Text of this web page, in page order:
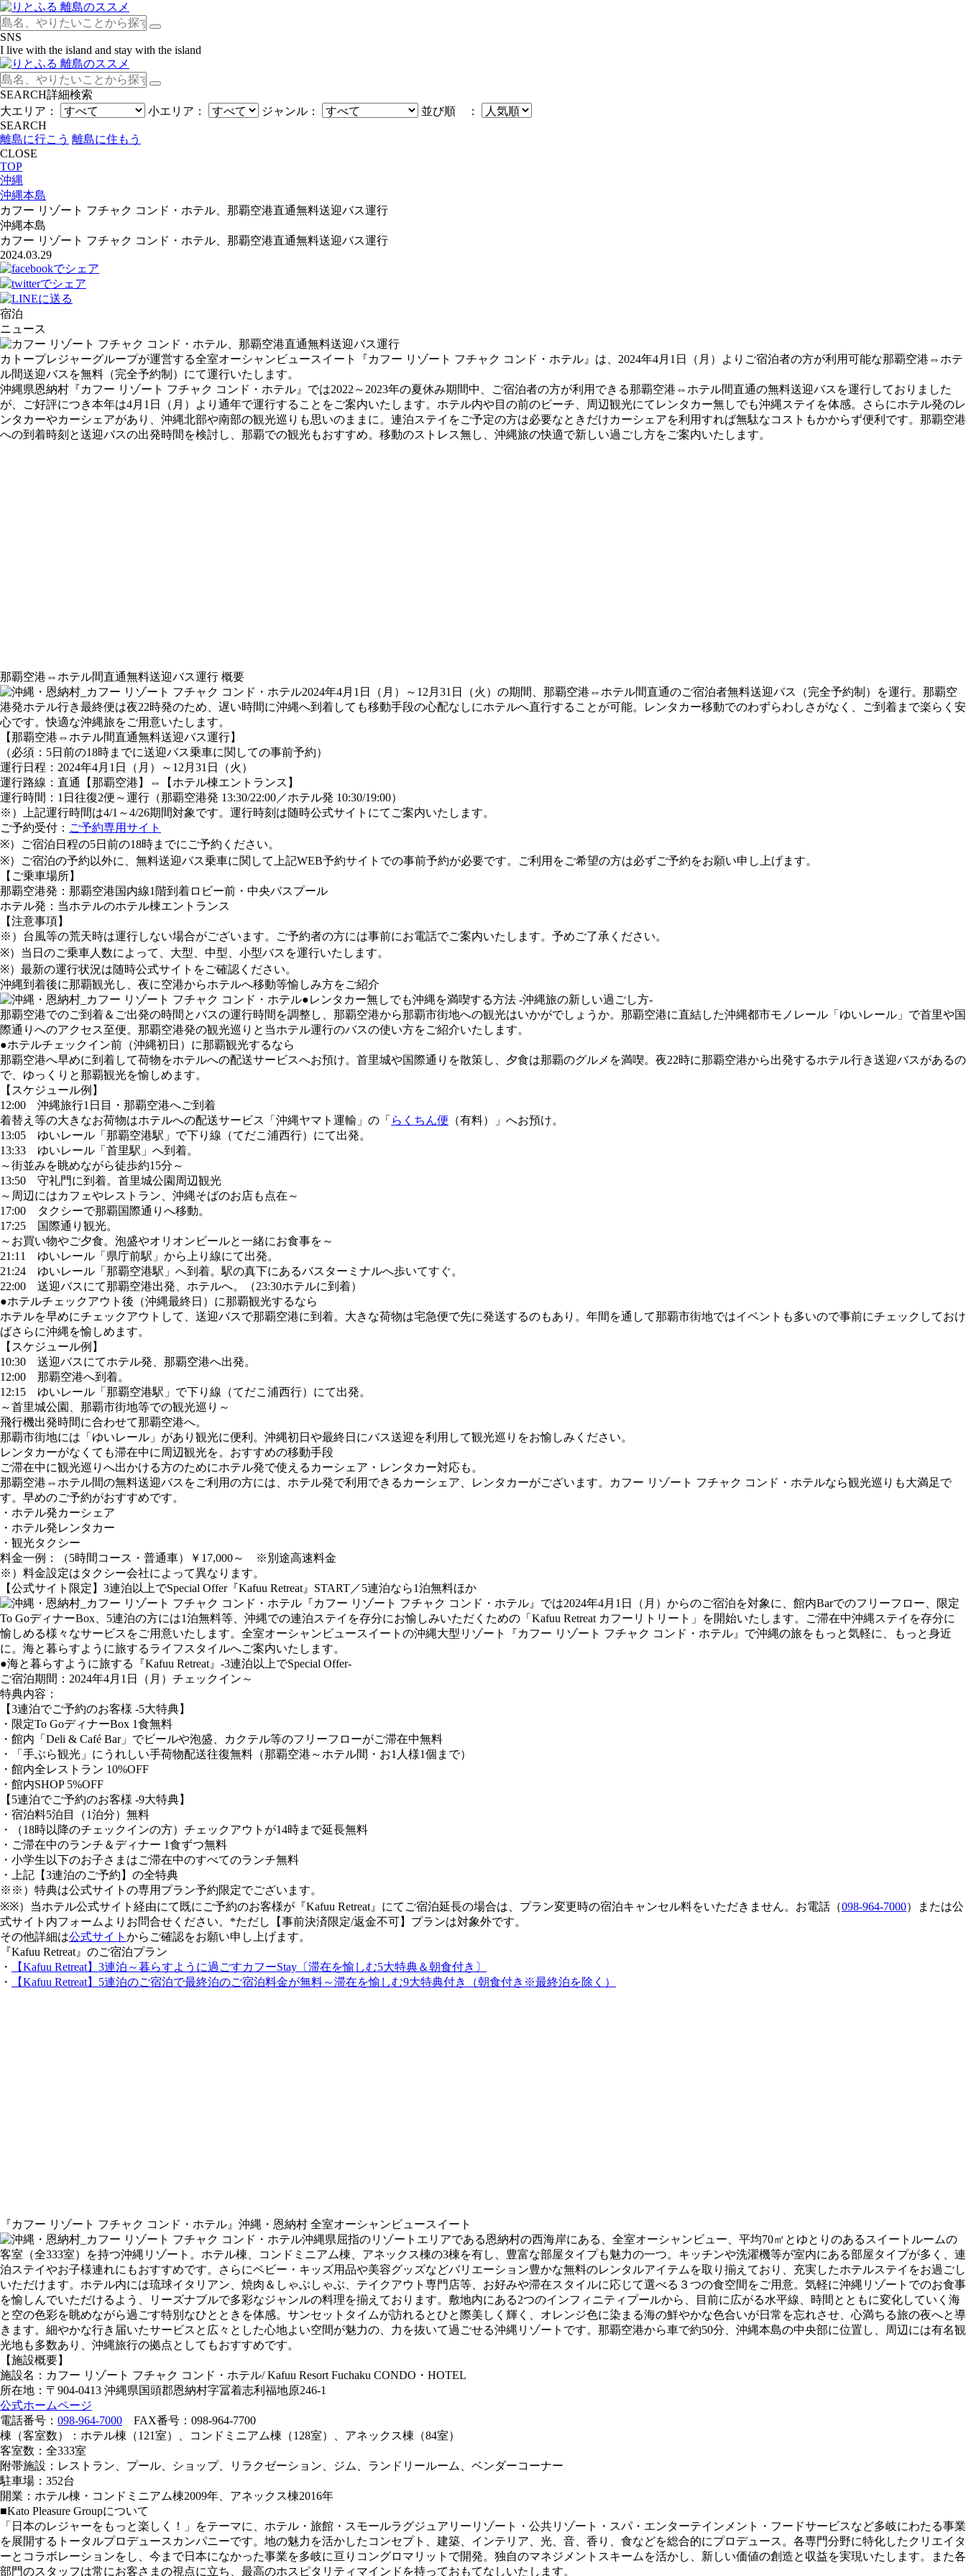
SNS
I live with the island and stay with the island
SEARCH詳細検索
大エリア：
小エリア： ジャンル：
並び順 ：
SEARCH
離島に行こう 離島に住もう
CLOSE
TOP
沖縄
沖縄本島
カフー リゾート フチャク コンド・ホテル、那覇空港直通無料送迎バス運行
沖縄本島
カフー リゾート フチャク コンド・ホテル、那覇空港直通無料送迎バス運行
2024.03.29
宿泊
ニュース
カトープレジャーグループが運営する全室オーシャンビュースイート『カフー リゾート フチャク コンド・ホテル』は、2024年4月1日（月）よりご宿泊者の方が利用可能な那覇空港⇔ホテ
ル間送迎バスを無料（完全予約制）にて運行いたします。
沖縄県恩納村『カフー リゾート フチャク コンド・ホテル』では2022～2023年の夏休み期間中、ご宿泊者の方が利用できる那覇空港⇔ホテル間直通の無料送迎バスを運行しておりました
が、ご好評につき本年は4月1日（月）より通年で運行することをご案内いたします。ホテル内や目の前のビーチ、周辺観光にてレンタカー無しでも沖縄ステイを体感。さらにホテル発のレ
ンタカーやカーシェアがあり、沖縄北部や南部の観光巡りも思いのままに。連泊ステイをご予定の方は必要なときだけカーシェアを利用すれば無駄なコストもかからず便利です。那覇空港
への到着時刻と送迎バスの出発時間を検討し、那覇での観光もおすすめ。移動のストレス無し、沖縄旅の快適で新しい過ごし方をご案内いたします。
那覇空港⇔ホテル間直通無料送迎バス運行 概要
2024年4月1日（月）～12月31日（火）の期間、那覇空港⇔ホテル間直通のご宿泊者無料送迎バス（完全予約制）を運行。那覇空
港発ホテル行き最終便は夜22時発のため、遅い時間に沖縄へ到着しても移動手段の心配なしにホテルへ直行することが可能。レンタカー移動でのわずらわしさがなく、ご到着まで楽らく安
心です。快適な沖縄旅をご用意いたします。
【那覇空港⇔ホテル間直通無料送迎バス運行】
（必須：5日前の18時までに送迎バス乗車に関しての事前予約）
運行日程：2024年4月1日（月）～12月31日（火）
運行路線：直通【那覇空港】⇔【ホテル棟エントランス】
運行時間：1日往復2便～運行（那覇空港発 13:30/22:00／ホテル発 10:30/19:00）
※）上記運行時間は4/1～4/26期間対象です。運行時刻は随時公式サイトにてご案内いたします。
ご予約受付： ご予約専用サイト
※）ご宿泊日程の5日前の18時までにご予約ください。
※）ご宿泊の予約以外に、無料送迎バス乗車に関して上記WEB予約サイトでの事前予約が必要です。ご利用をご希望の方は必ずご予約をお願い申し上げます。
【ご乗車場所】
那覇空港発：那覇空港国内線1階到着ロビー前・中央バスプール
ホテル発：当ホテルのホテル棟エントランス
【注意事項】
※）台風等の荒天時は運行しない場合がございます。ご予約者の方には事前にお電話でご案内いたします。予めご了承ください。
※）当日のご乗車人数によって、大型、中型、小型バスを運行いたします。
※）最新の運行状況は随時公式サイトをご確認ください。
沖縄到着後に那覇観光し、夜に空港からホテルへ移動等愉しみ方をご紹介
●レンタカー無しでも沖縄を満喫する方法 -沖縄旅の新しい過ごし方-
那覇空港でのご到着＆ご出発の時間とバスの運行時間を調整し、那覇空港から那覇市街地への観光はいかがでしょうか。那覇空港に直結した沖縄都市モノレール「ゆいレール」で首里や国
際通りへのアクセス至便。那覇空港発の観光巡りと当ホテル運行のバスの使い方をご紹介いたします。
●ホテルチェックイン前（沖縄初日）に那覇観光するなら
那覇空港へ早めに到着して荷物をホテルへの配送サービスへお預け。首里城や国際通りを散策し、夕食は那覇のグルメを満喫。夜22時に那覇空港から出発するホテル行き送迎バスがあるの
で、ゆっくりと那覇観光を愉しめます。
【スケジュール例】
12:00 沖縄旅行1日目・那覇空港へご到着
着替え等の大きなお荷物はホテルへの配送サービス「沖縄ヤマト運輸」の「 らくちん便 （有料）」へお預け。
13:05 ゆいレール「那覇空港駅」で下り線（てだこ浦西行）にて出発。
13:33 ゆいレール「首里駅」へ到着。
～街並みを眺めながら徒歩約15分～
13:50 守礼門に到着。首里城公園周辺観光
～周辺にはカフェやレストラン、沖縄そばのお店も点在～
17:00 タクシーで那覇国際通りへ移動。
17:25 国際通り観光。
～お買い物やご夕食。泡盛やオリオンビールと一緒にお食事を～
21:11 ゆいレール「県庁前駅」から上り線にて出発。
21:24 ゆいレール「那覇空港駅」へ到着。駅の真下にあるバスターミナルへ歩いてすぐ。
22:00 送迎バスにて那覇空港出発、ホテルへ。（23:30ホテルに到着）
●ホテルチェックアウト後（沖縄最終日）に那覇観光するなら
ホテルを早めにチェックアウトして、送迎バスで那覇空港に到着。大きな荷物は宅急便で先に発送するのもあり。年間を通して那覇市街地ではイベントも多いので事前にチェックしておけ
ばさらに沖縄を愉しめます。
【スケジュール例】
10:30 送迎バスにてホテル発、那覇空港へ出発。
12:00 那覇空港へ到着。
12:15 ゆいレール「那覇空港駅」で下り線（てだこ浦西行）にて出発。
～首里城公園、那覇市街地等での観光巡り～
飛行機出発時間に合わせて那覇空港へ。
那覇市街地には「ゆいレール」があり観光に便利。沖縄初日や最終日にバス送迎を利用して観光巡りをお愉しみください。
レンタカーがなくても滞在中に周辺観光を。おすすめの移動手段
ご滞在中に観光巡りへ出かける方のためにホテル発で使えるカーシェア・レンタカー対応も。­­­­
那覇空港⇔ホテル間の無料送迎バスをご利用の方には、ホテル発で利用できるカーシェア、レンタカーがございます。カフー リゾート フチャク コンド・ホテルなら観光巡りも大満足で
す。早めのご予約がおすすめです。
・ホテル発カーシェア
・ホテル発レンタカー
・観光タクシー
料金一例：（5時間コース・普通車）￥17,000～ ※別途高速料金
※）料金設定はタクシー会社によって異なります。
【公式サイト限定】3連泊以上でSpecial Offer『Kafuu Retreat』START／5連泊なら1泊無料ほか
『カフー リゾート フチャク コンド・ホテル』では2024年4月1日（月）からのご宿泊を対象に、館内Barでのフリーフロー、限定
To GoディナーBox、5連泊の方には1泊無料等、沖縄での連泊ステイを存分にお愉しみいただくための「Kafuu Retreat カフーリトリート」を開始いたします。ご滞在中沖縄ステイを存分に
愉しめる様々なサービスをご用意いたします。全室オーシャンビュースイートの沖縄大型リゾート『カフー リゾート フチャク コンド・ホテル』で沖縄の旅をもっと気軽に、もっと身近
に。海と暮らすように旅するライフスタイルへご案内いたします。
●海と暮らすように旅する『Kafuu Retreat』-3連泊以上でSpecial Offer-
ご宿泊期間：2024年4月1日（月）チェックイン～
特典内容：
【3連泊でご予約のお客様 -5大特典】
・限定To GoディナーBox 1食無料
・館内「Deli & Café Bar」でビールや泡盛、カクテル等のフリーフローがご滞在中無料
・「手ぶら観光」にうれしい手荷物配送往復無料（那覇空港～ホテル間・お1人様1個まで）
・館内全レストラン 10%OFF
・館内SHOP 5%OFF
【5連泊でご予約のお客様 -9大特典】
・宿泊料5泊目（1泊分）無料
・（18時以降のチェックインの方）チェックアウトが14時まで延長無料
・ご滞在中のランチ＆ディナー 1食ずつ無料
・小学生以下のお子さまはご滞在中のすべてのランチ無料
・上記【3連泊のご予約】の全特典
※※）特典は公式サイトの専用プラン予約限定でございます。
※※）当ホテル公式サイト経由にて既にご予約のお客様が『Kafuu Retreat』にてご宿泊延長の場合は、プラン変更時の宿泊キャンセル料をいただきません。お電話（098-964-7000）または公
式サイト内フォームよりお問合せください。*ただし【事前決済限定/返金不可】プランは対象外です。
その他詳細は公式サイト からご確認をお願い申し上げます。
『Kafuu Retreat』のご宿泊プラン
・
【Kafuu Retreat】3連泊～暮らすように過ごすカフーStay〔滞在を愉しむ5大特典＆朝食付き〕
・
【Kafuu Retreat】5連泊のご宿泊で最終泊のご宿泊料金が無料～滞在を愉しむ9大特典付き（朝食付き※最終泊を除く）
『カフー リゾート フチャク コンド・ホテル』沖縄・恩納村 全室オーシャンビュースイート
沖縄県屈指のリゾートエリアである恩納村の西海岸にある、全室オーシャンビュー、平均70㎡とゆとりのあるスイートルームの
客室（全333室）を持つ沖縄リゾート。ホテル棟、コンドミニアム棟、アネックス棟の3棟を有し、豊富な部屋タイプも魅力の一つ。キッチンや洗濯機等が室内にある部屋タイプが多く、連
泊ステイやお子様連れにもおすすめです。さらにベビー・キッズ用品や美容グッズなどバリエーション豊かな無料のレンタルアイテムを取り揃えており、充実したホテルステイをお過ごし
いただけます。ホテル内には琉球イタリアン、焼肉＆しゃぶしゃぶ、テイクアウト専門店等、お好みや滞在スタイルに応じて選べる３つの食空間をご用意。気軽に沖縄リゾートでのお食事
を愉しんでいただけるよう、リーズナブルで多彩なジャンルの料理を揃えております。敷地内にある2つのインフィニティプールから、目前に広がる水平線、時間とともに変化していく海
と空の色彩を眺めながら過ごす特別なひとときを体感。サンセットタイムが訪れるとひと際美しく輝く、オレンジ色に染まる海の鮮やかな色合いが日常を忘れさせ、心満ちる旅の夜へと導
きます。細やかな行き届いたサービスと広々とした心地よい空間が魅力の、力を抜いて過ごせる沖縄リゾートです。那覇空港から車で約50分、沖縄本島の中央部に位置し、周辺には有名観
光地も多数あり、沖縄旅行の拠点としてもおすすめです。
【施設概要】
施設名：カフー リゾート フチャク コンド・ホテル/ Kafuu Resort Fuchaku CONDO・HOTEL
所在地：〒904-0413 沖縄県国頭郡恩納村字冨着志利福地原246-1
公式ホームページ
電話番号： 098-964-7000 FAX番号：098-964-7700
棟（客室数）：ホテル棟（121室）、コンドミニアム棟（128室）、アネックス棟（84室）
客室数：全333室
附帯施設：レストラン、プール、ショップ、リラクゼーション、ジム、ランドリールーム、ベンダーコーナー
駐車場：352台
開業：ホテル棟・コンドミニアム棟2009年、アネックス棟2016年
■Kato Pleasure Groupについて
「日本のレジャーをもっと楽しく！」をテーマに、ホテル・旅館・スモールラグジュアリーリゾート・公共リゾート・スパ・エンターテインメント・フードサービスなど多岐にわたる事業
を展開するトータルプロデュースカンパニーです。地の魅力を活かしたコンセプト、建築、インテリア、光、音、香り、食などを総合的にプロデュース。各専門分野に特化したクリエイタ
ーとコラボレーションをし、今まで日本になかった事業を多岐に亘りコングロマリットで開発。独自のマネジメントスキームを活かし、新しい価値の創造と収益を実現いたします。また各
部門のスタッフは常にお客さまの視点に立ち、最高のホスピタリティマインドを持っておもてなしいたします。